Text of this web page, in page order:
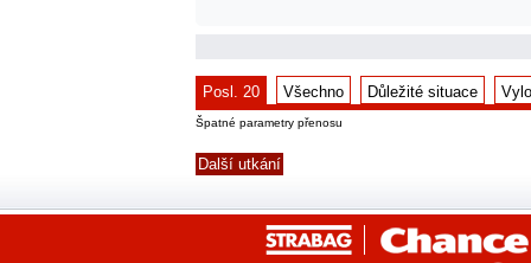
Posl. 20 Všechno Důležité situace
Špatné parametry přenosu
Další utkání